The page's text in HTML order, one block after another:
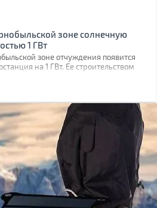
зоне солнечную
1 ГВт
зоне отчуждения появится
на 1 ГВт. Ее строительством